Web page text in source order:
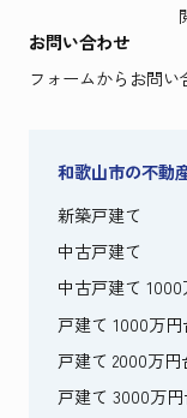
お問い合わせ
フォームからお問い
和歌山市の不動
新築戸建て
中古戸建て
中古戸建て
戸建て 1000万円
戸建て 2000万円
戸建て 3000万